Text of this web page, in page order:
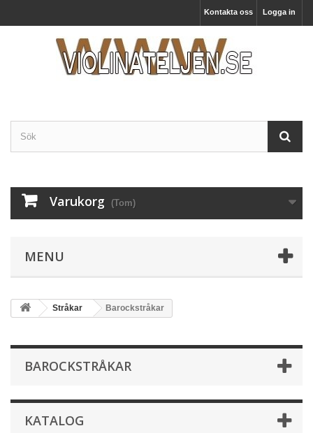
Logga in
Kontakta oss
Varukorg (Tom)
MENU
Stråkar Barockstråkar
BAROCKSTRÅKAR
KATALOG